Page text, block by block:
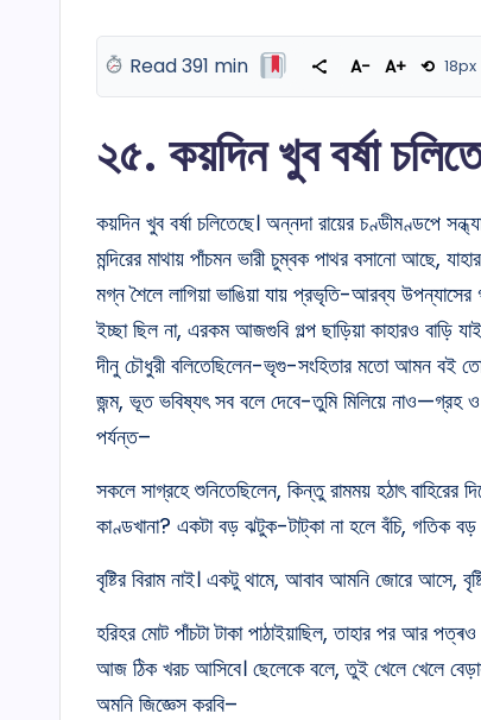
Read 391 min A− A+ ⟲ 18px
২৫. কয়দিন খুব বর্ষা
কয়দিন খুব বর্ষা চলিতেছে। অন্নদা রায়ের চণ্ডীমণ্ডপে
মন্দিরের মাথায় পাঁচমন ভারী চুম্বক পাথর বসানো আছে,
মগ্ন শৈলে লাগিয়া ভাঙিয়া যায় প্রভৃতি-আরব্য উপন্যাসের
ইচ্ছা ছিল না, এরকম আজগুবি গল্প ছাড়িয়া কাহারও বাড়ি
দীনু চৌধুরী বলিতেছিলেন-ভৃগু-সংহিতার মতো আমন বই তো
জন্ম, ভূত ভবিষ্যৎ সব বলে দেবে-তুমি মিলিয়ে নাও—গ্রহ
পর্যন্ত–
সকলে সাগ্রহে শুনিতেছিলেন, কিন্তু রামময় হঠাৎ বাহিরের
কাণ্ডখানা? একটা বড় ঝটুক-টাট্‌কা না হলে বঁচি, গতিক
বৃষ্টির বিরাম নাই। একটু থামে, আবাব আমনি জোরে আসে,
হরিহর মোট পাঁচটা টাকা পাঠাইয়াছিল, তাহার পর আর
আজ ঠিক খরচ আসিবে। ছেলেকে বলে, তুই খেলে খেলে
অমনি জিজ্ঞেস করবি–